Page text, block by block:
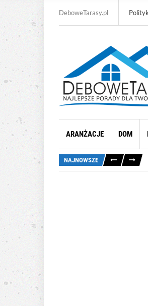
DeboweTarasy.pl
ARANŻACJE DOM
NAJNOWSZE